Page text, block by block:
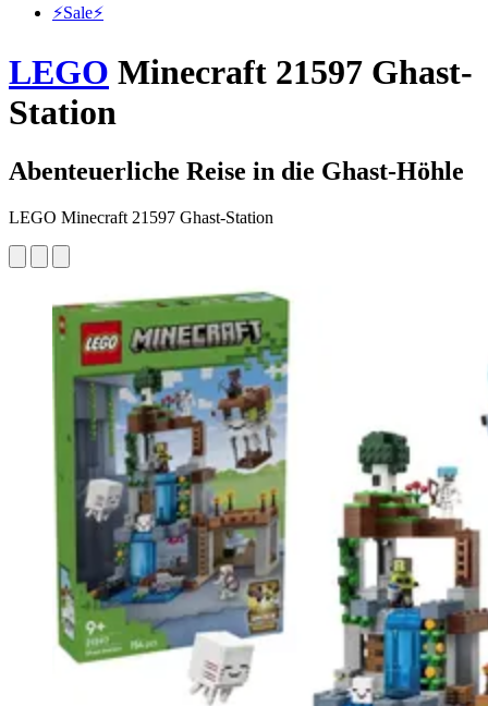
⚡️Sale⚡️
LEGO Minecraft 21597 Ghast-
Station
Abenteuerliche Reise in die Ghast-Höhle
LEGO Minecraft 21597 Ghast-Station